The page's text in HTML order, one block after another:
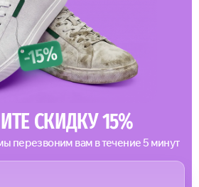
СКИДКУ 15%
перезвоним вам в течение 5 минут